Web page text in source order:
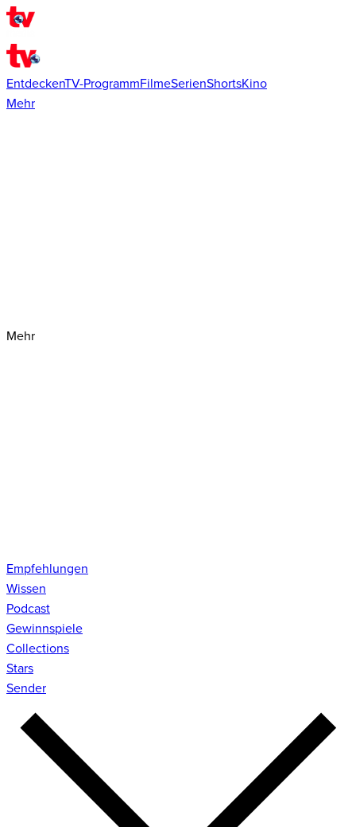
EntdeckenTV-ProgrammFilmeSerienShortsKino
Mehr
Mehr
Empfehlungen
Wissen
Podcast
Gewinnspiele
Collections
Stars
Sender